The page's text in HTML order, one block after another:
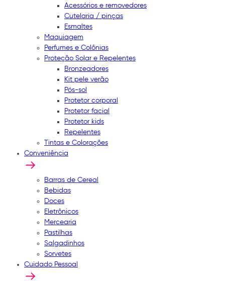
Acessórios e removedores
Cutelaria / pinças
Esmaltes
Maquiagem
Perfumes e Colônias
Proteção Solar e Repelentes
Bronzeadores
Kit pele verão
Pós-sol
Protetor corporal
Protetor facial
Protetor kids
Repelentes
Tintas e Colorações
Conveniência
Barras de Cereal
Bebidas
Doces
Eletrônicos
Mercearia
Pastilhas
Salgadinhos
Sorvetes
Cuidado Pessoal